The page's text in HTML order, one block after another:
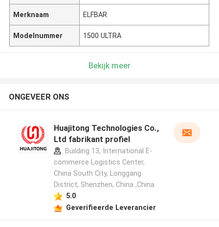
Merknaam ELFBAR
Modelnummer 1500 ULTRA
Bekijk meer
ONGEVEER ONS
Huajitong Technologies Co.,
Ltd fabrikant profiel
Building 13, International E-
commerce Logistics Center,
China South City, Longgang
District, Shenzhen, China ,China
5.0
Geverifieerde Leverancier